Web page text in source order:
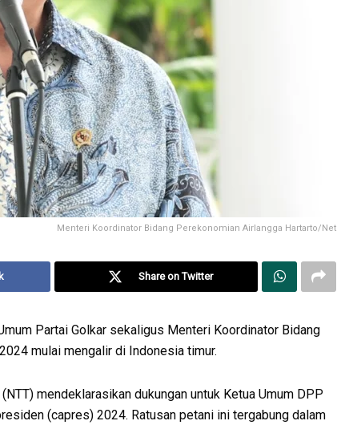
Menteri Koordinator Bidang Perekonomian Airlangga Hartarto/Net
Share on Twitter
Partai Golkar sekaligus Menteri Koordinator Bidang
mulai mengalir di Indonesia timur.
mendeklarasikan dukungan untuk Ketua Umum DPP
(capres) 2024. Ratusan petani ini tergabung dalam